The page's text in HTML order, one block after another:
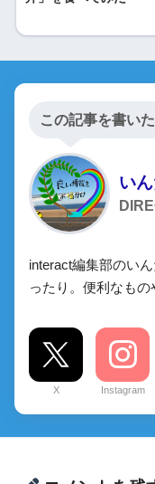
この記事を書い
い
interact編集部のい
ったり。便利なもの
X Instagram